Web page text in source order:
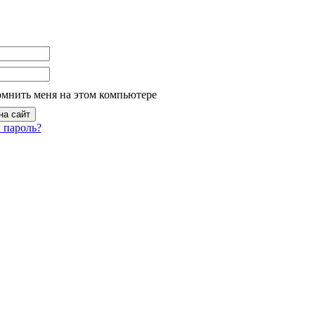
меня на этом компьютере